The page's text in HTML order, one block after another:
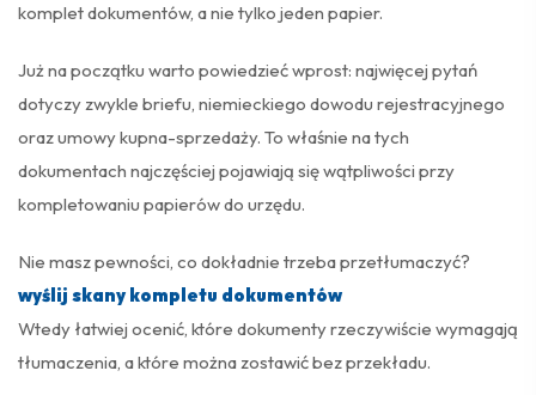
komplet dokumentów, a nie tylko jeden papier.
Już na początku warto powiedzieć wprost: najwięcej pytań
dotyczy zwykle briefu, niemieckiego dowodu rejestracyjnego
oraz umowy kupna-sprzedaży. To właśnie na tych
dokumentach najczęściej pojawiają się wątpliwości przy
kompletowaniu papierów do urzędu.
Nie masz pewności, co dokładnie trzeba przetłumaczyć?
wyślij skany kompletu dokumentów
Wtedy łatwiej ocenić, które dokumenty rzeczywiście wymagają
tłumaczenia, a które można zostawić bez przekładu.